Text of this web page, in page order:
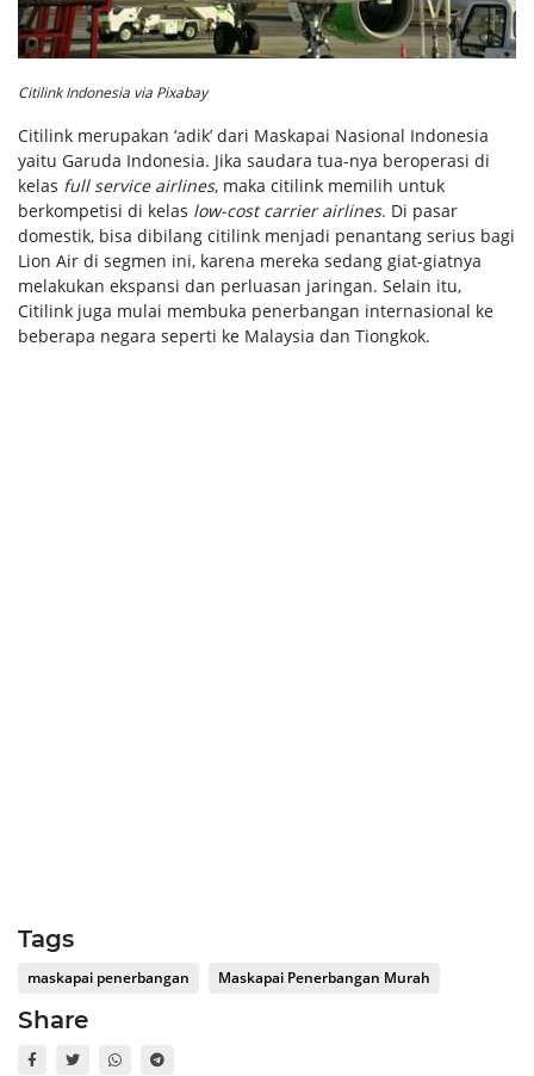
Citilink Indonesia via Pixabay
Citilink merupakan ‘adik’ dari Maskapai Nasional Indonesia
yaitu Garuda Indonesia. Jika saudara tua-nya beroperasi di
kelas full service airlines, maka citilink memilih untuk
berkompetisi di kelas low-cost carrier airlines. Di pasar
domestik, bisa dibilang citilink menjadi penantang serius bagi
Lion Air di segmen ini, karena mereka sedang giat-giatnya
melakukan ekspansi dan perluasan jaringan. Selain itu,
Citilink juga mulai membuka penerbangan internasional ke
beberapa negara seperti ke Malaysia dan Tiongkok.
Tags
maskapai penerbangan Maskapai Penerbangan Murah
Share